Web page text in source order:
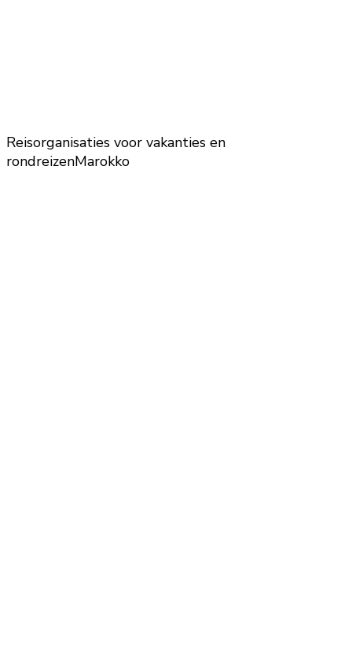
Reisorganisaties voor vakanties en
rondreizenMarokko